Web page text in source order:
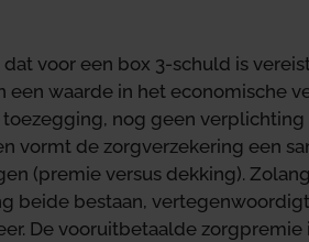
voor een box 3-schuld is
een waarde in het economische
toezegging, nog geen
vormt de zorgverzekering een
(premie versus dekking).
beide bestaan,
De vooruitbetaalde